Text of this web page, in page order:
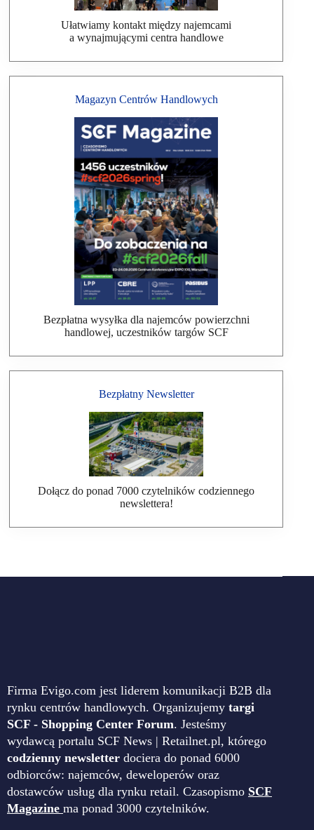
Ułatwiamy kontakt między najemcami
a wynajmującymi centra handlowe
Magazyn Centrów Handlowych
Bezpłatna wysyłka dla najemców powierzchni
handlowej, uczestników targów SCF
Bezpłatny Newsletter
Dołącz do ponad 7000 czytelników codziennego
newslettera!
Firma Evigo.com jest liderem komunikacji B2B dla
rynku centrów handlowych. Organizujemy targi
SCF - Shopping Center Forum. Jesteśmy
wydawcą portalu SCF News | Retailnet.pl, którego
codzienny newsletter dociera do ponad 6000
odbiorców: najemców, deweloperów oraz
dostawców usług dla rynku retail. Czasopismo SCF
Magazine ma ponad 3000 czytelników.